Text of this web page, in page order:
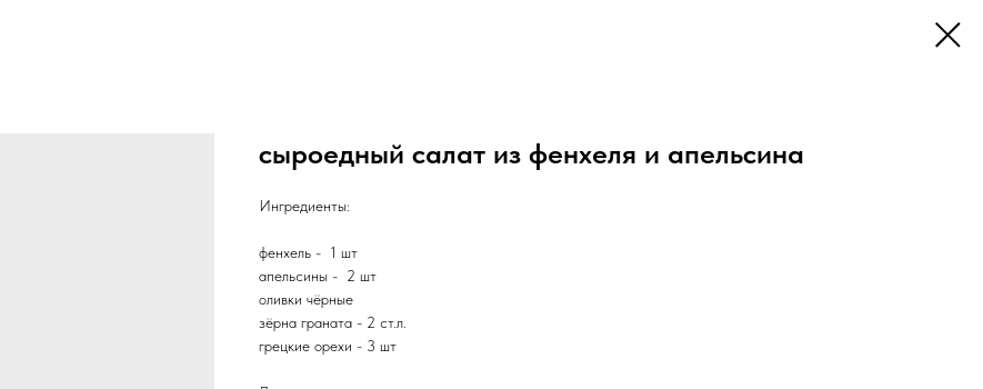
сыроедный салат из фенхеля и апельсина
Ингредиенты:
фенхель - 1 шт
апельсины - 2 шт
оливки чёрные
зёрна граната - 2 ст.л.
грецкие орехи - 3 шт